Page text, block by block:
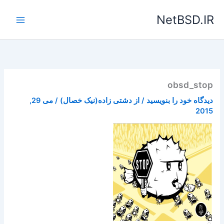
NetBSD.IR
obsd_stop
دیدگاه‌ خود را بنویسید / از دشتی زاده(نیک خصال)/
می 29,
2015